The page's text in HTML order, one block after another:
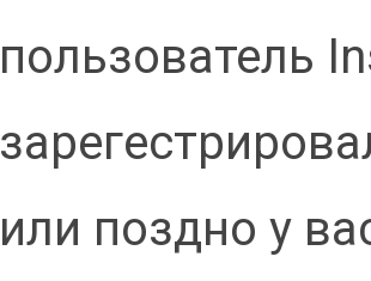
пользователь
или поздно у